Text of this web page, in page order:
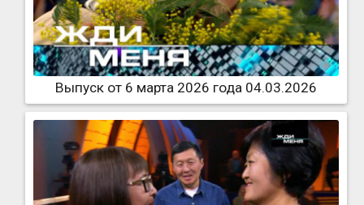
Выпуск от 6 марта 2026 года 04.03.2026